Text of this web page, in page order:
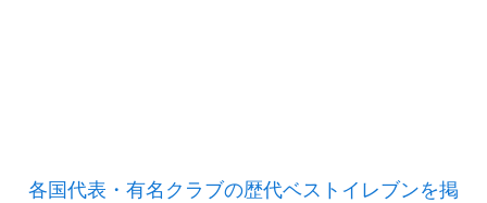
各国代表・有名クラブの歴代ベストイレブンを掲